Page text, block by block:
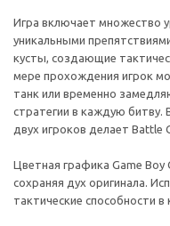
Игра включает множество
уникальными
кусты, создающие
мере прохождения игрок
танк или временно
стратегии в каждую битву.
двух игроков делает
Цветная графика Game
сохраняя дух оригинала.
тактические способности в